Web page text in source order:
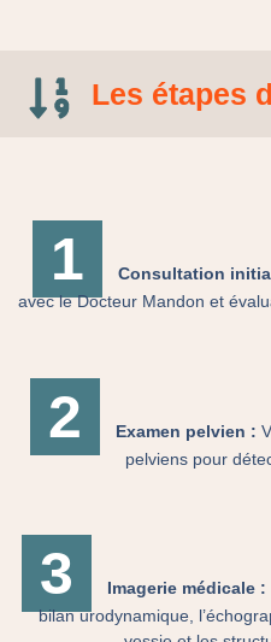
Les étapes
1 Consultation
avec le Docteur Mandon et
2 Examen pelvien :
pelviens pour
3 Imagerie médicale :
bilan urodynamique,